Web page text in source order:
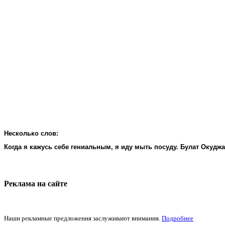
Несколько слов:
Когда я кажусь себе гениальным, я иду мыть посуду. Булат
Реклама на cайте
Наши рекламные предложения заслуживают внимания. Подробнее